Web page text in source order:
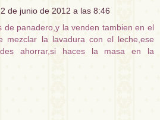
2 de junio de 2012 a las 8:46
de panadero,y la venden tambien en el
mezclar la lavadura con el leche,ese
ahorrar,si haces la masa en la